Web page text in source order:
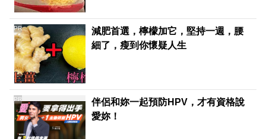
減肥首選，檸檬加它，堅持一週，腰
細了，瘦到你懷疑人生
PR
伴侶和妳一起預防HPV，才有資格說
愛妳！
PR